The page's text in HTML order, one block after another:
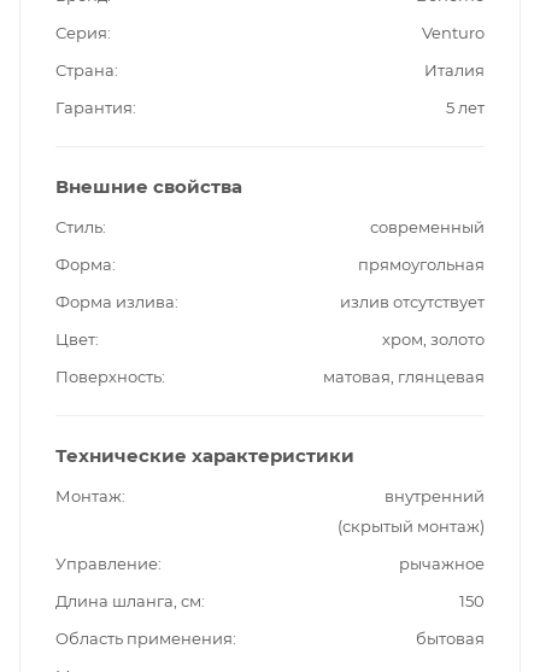
Серия
Venturo
Страна
Италия
Гарантия
5 лет
Внешние свойства
Стиль
современный
Форма
прямоугольная
Форма излива
излив отсутствует
Цвет
хром, золото
Поверхность
матовая, глянцевая
Технические характеристики
Монтаж
внутренний
(скрытый монтаж)
Управление
рычажное
Длина шланга, см
150
Область применения
бытовая